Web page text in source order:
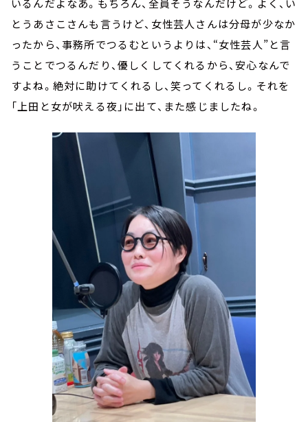
とうあさこさんも言うけど、女性芸人さんは分母が少なか
ったから、事務所でつるむというよりは、“女性芸人”と言
うことでつるんだり、優しくしてくれるから、安心なんで
すよね。絶対に助けてくれるし、笑ってくれるし。それを
「上田と女が吠える夜」に出て、また感じましたね。